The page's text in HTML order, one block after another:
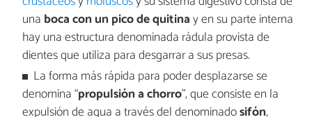
una boca con un pico de quitinay en su parte interna
hay una estructura denominada rádula provista de
dientes que utiliza para desgarrar a sus presas.
La forma más rápida para poder desplazarse se
denomina “propulsión a chorro”, que consiste en la
expulsión de agua a través del denominadosifón,